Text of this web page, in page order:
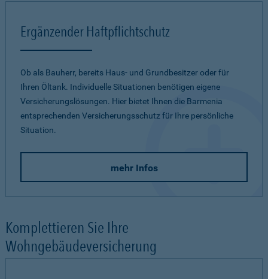
Ergänzender Haftpflichtschutz
Ob als Bauherr, bereits Haus- und Grundbesitzer oder für
Ihren Öltank. Individuelle Situationen benötigen eigene
Versicherungslösungen. Hier bietet Ihnen die Barmenia
entsprechenden Versicherungsschutz für Ihre persönliche
Situation.
mehr Infos
Komplettieren Sie Ihre
Wohngebäudeversicherung